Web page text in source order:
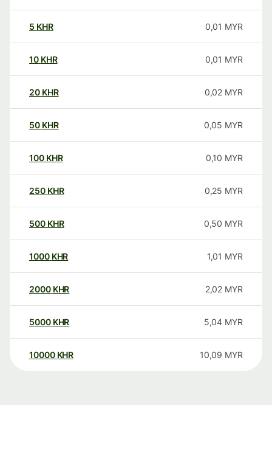
5 KHR 0,01 MYR
10 KHR 0,01 MYR
20 KHR 0,02 MYR
50 KHR 0,05 MYR
100 KHR 0,10 MYR
250 KHR 0,25 MYR
500 KHR 0,50 MYR
1000 KHR 1,01 MYR
2000 KHR 2,02 MYR
5000 KHR 5,04 MYR
10000 KHR 10,09 MYR